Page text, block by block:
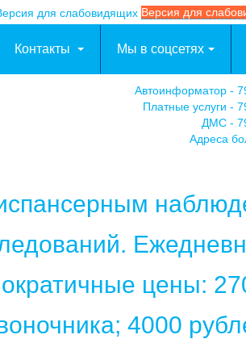
Версия для
Контакты Мы в соцсетях
Автоинформатор -
Платные услуги -
ДМС -
Адреса
цены:
4000